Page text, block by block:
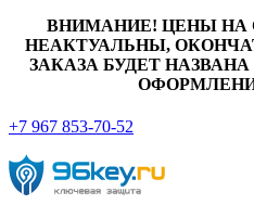
ВНИМАНИЕ! ЦЕНЫ НА
НЕАКТУАЛЬНЫ,
ЗАКАЗА БУДЕТ
+7 967 853-70-52